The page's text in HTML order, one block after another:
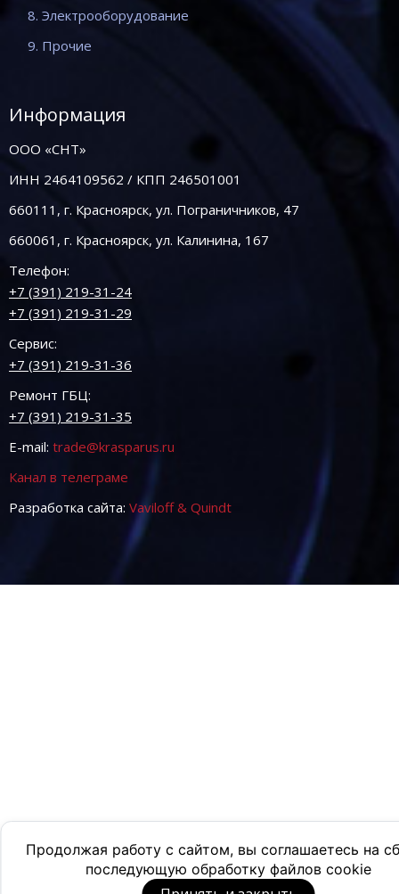
Продолжая работу с сайтом, вы соглашаетесь на
последующую обработку файлов cookie
8. Электрооборудование
9. Прочие
Информация
ООО «СНТ»
ИНН 2464109562 / КПП 246501001
660111, г. Красноярск, ул. Пограничников, 47
660061, г. Красноярск, ул. Калинина, 167
Телефон:
+7 (391) 219-31-24
+7 (391) 219-31-29
Сервис:
+7 (391) 219-31-36
Ремонт ГБЦ:
+7 (391) 219-31-35
E-mail: trade@krasparus.ru
Канал в телеграме
Разработка сайта: Vaviloff & Quindt